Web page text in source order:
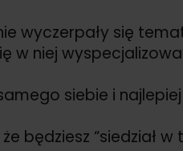
wyczerpały się
w niej
siebie i
będziesz “siedział w